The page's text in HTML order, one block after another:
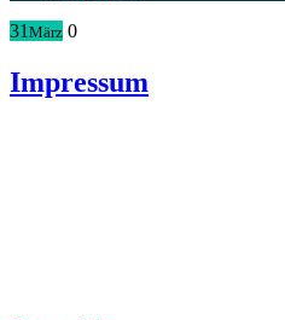
31 März 0
Impressum